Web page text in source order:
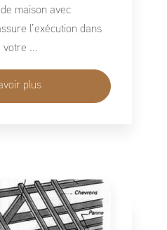
maison avec
l’exécution dans
votre ...
plus